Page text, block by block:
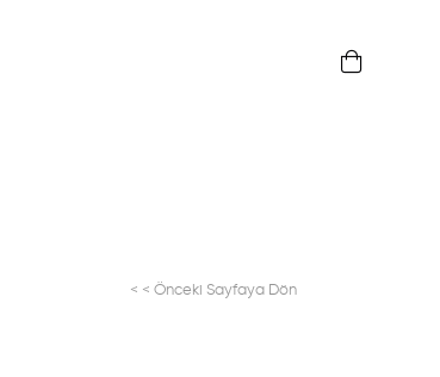
< < Önceki Sayfaya Dön